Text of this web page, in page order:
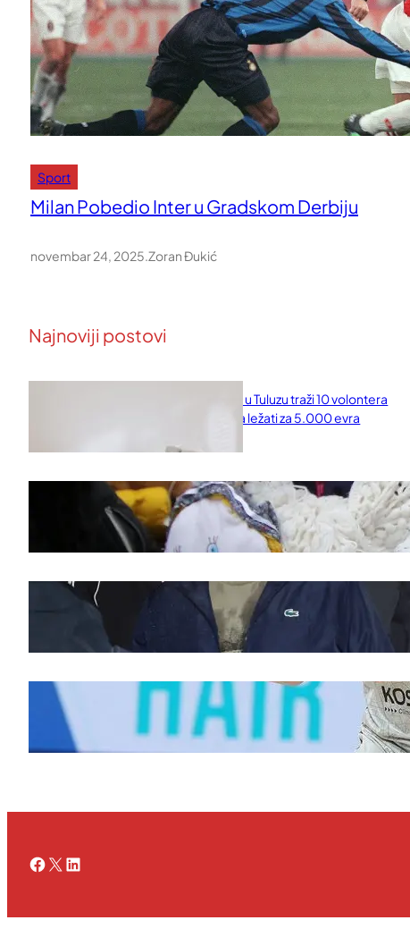
Sport
Milan Pobedio Inter u Gradskom Derbiju
novembar 24, 2025 Zoran Đukić
Najnoviji postovi
Naučni institut u Tuluzu traži 10 volontera
koji će 10 dana ležati za 5.000 evra
Saveti za Zdrav Božićni Post 2025
novembar 28, 2025
Doček legende Željka Obradovića
novembar 27, 2025
Ognjen Jaramaz u Cedevita Olimpiji, dok
Partizan doživljava promene
novembar 27, 2025
Facebook
X LinkedIn